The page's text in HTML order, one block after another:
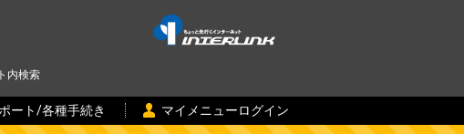
内検索
ート/各種手続き マイメニューログイン